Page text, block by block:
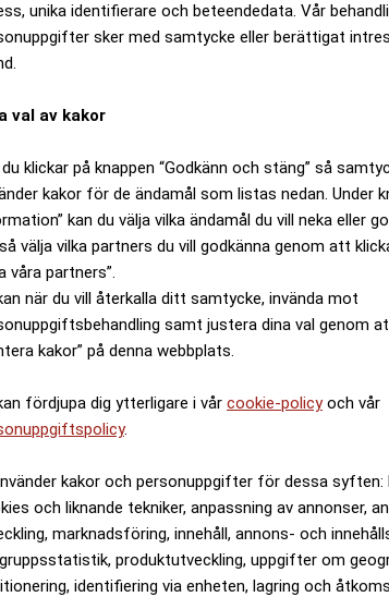
unika identifierare och beteendedata. Vår
sker med samtycke eller berättigat
val av kakor
klickar på knappen “Godkänn och stäng” så
kakor för de ändamål som listas nedan. Under
kan du välja vilka ändamål du vill neka eller
välja vilka partners du vill godkänna genom att
våra partners”.
när du vill återkalla ditt samtycke, invända mot
samt justera dina val genom
kakor” på denna webbplats.
fördjupa dig ytterligare i vår cookie-policyoch vår
.
kakor och personuppgifter för dessa syften:
och liknande tekniker, anpassning av annonser,
marknadsföring, innehåll, annons- och
produktutveckling, uppgifter om
identifiering via enheten, lagring och
även för den som är ljummet
bodde kejsarna. Härifrån har man
än 500 år Roms största och viktigaste
sport. Här kunde kuskar från enkla
åskådare.
vill upptäcka?
hotell
ANNONS